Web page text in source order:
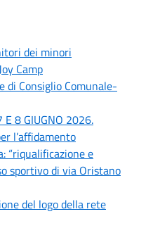
dei minori
Camp
di Consiglio Comunale-
8 GIUGNO 2026.
l’affidamento
“riqualificazione e
sportivo di via Oristano
del logo della rete